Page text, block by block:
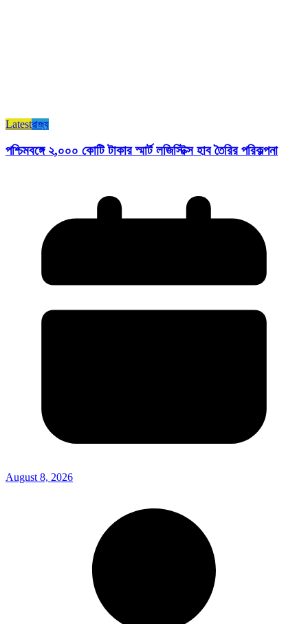
Latestরাজ্য​
পশ্চিমবঙ্গে ২,০০০ কোটি টাকার স্মার্ট লজিস্টিক্স হাব তৈরির পরিকল্পনা
August 8, 2026